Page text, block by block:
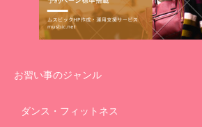
お習い事のジャンル
ダンス・フィットネス